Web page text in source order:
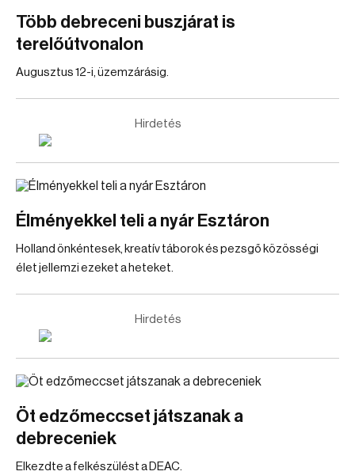
Több debreceni buszjárat is
terelőútvonalon
Augusztus 12-i, üzemzárásig.
Hirdetés
Élményekkel teli a nyár Esztáron
Holland önkéntesek, kreatív táborok és pezsgő közösségi
élet jellemzi ezeket a heteket.
Hirdetés
Öt edzőmeccset játszanak a
debreceniek
Elkezdte a felkészülést a DEAC.